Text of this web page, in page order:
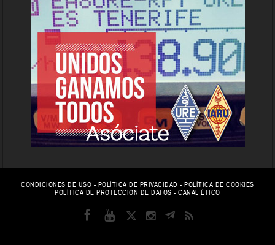
CONDICIONES DE USO - POLÍTICA DE PRIVACIDAD -POLÍTICA DE COOKIES
POLÍTICA DE PROTECCIÓN DE DATOS -CANAL ÉTICO